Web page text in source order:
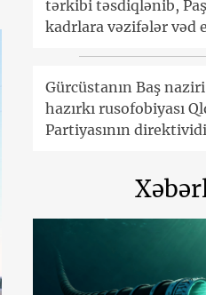
tərkibi təsdiqlənib,
kadrlara vəzifələr vəd
Gürcüstanın Baş
hazırkı rusofobiyası
Partiyasının